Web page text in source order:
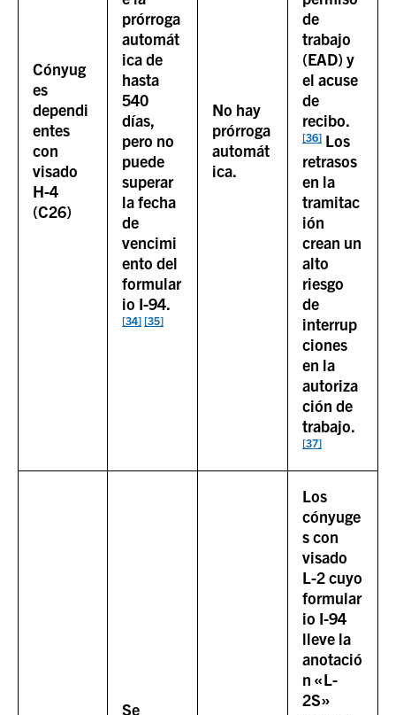
Cónyug
es
dependi
entes
con
visado
H-4
(C26)
prórroga
automát
ica de
hasta
540
días,
pero no
puede
superar
la fecha
de
vencimi
ento del
formular
io I-94.
[34] [35]
No hay
prórroga
automát
ica.
de
trabajo
(EAD) y
el acuse
de
recibo.
[36] Los
retrasos
en la
tramitac
ión
crean un
alto
riesgo
de
interrup
ciones
en la
autoriza
ción de
trabajo.
[37]
Se
Los
cónyuge
s con
visado
L-2 cuyo
formular
io I-94
lleve la
anotació
n «L-
2S»